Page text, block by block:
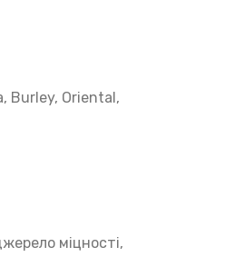
Burley, Oriental,
міцності,